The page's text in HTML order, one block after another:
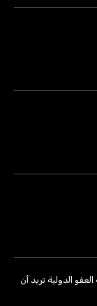
الدولية تريد أن